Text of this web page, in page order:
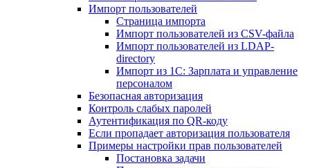
Импорт пользователей
Страница импорта
Импорт пользователей из CSV-файла
Импорт пользователей из LDAP-
directory
Импорт из 1С: Зарплата и управление
персоналом
Безопасная авторизация
Контроль слабых паролей
Аутентификация по QR-коду
Если пропадает авторизация пользователя
Примеры настройки прав пользователей
Постановка задачи